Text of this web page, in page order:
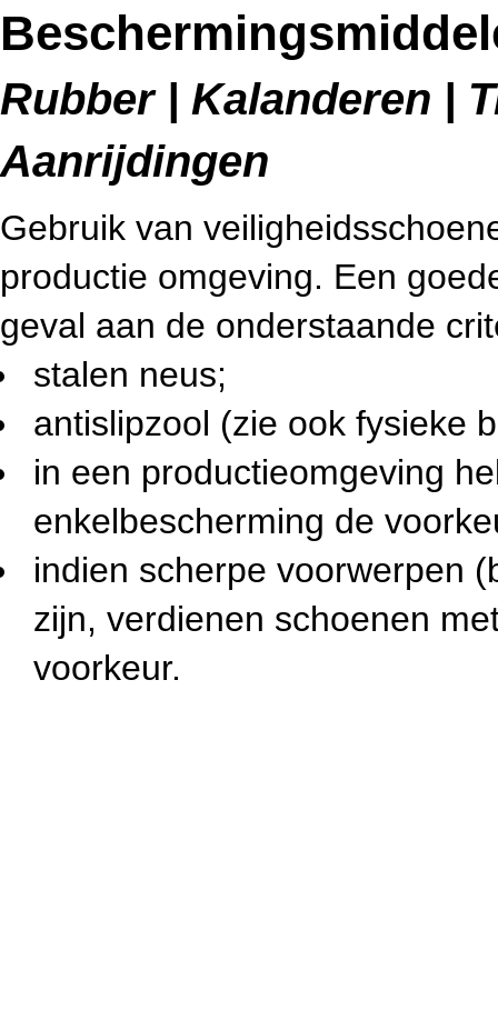
Rubber | Kalanderen |
Aanrijdingen
Gebruik van
productie omgeving. Een
geval aan de onderstaande
stalen neus;
antislipzool (zie ook fysieke
in een productieomgeving
enkelbescherming de
indien scherpe voorwerpen
zijn, verdienen schoenen
voorkeur.